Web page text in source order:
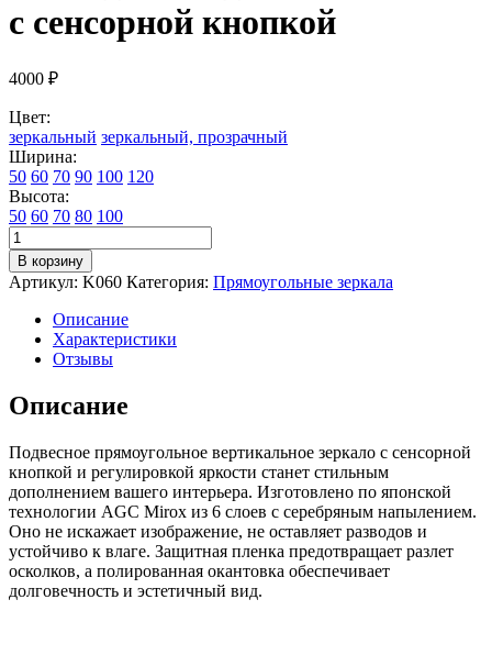
с сенсорной кнопкой
4000 ₽
Цвет:
зеркальный зеркальный, прозрачный
Ширина:
50 60 70 90 100 120
Высота:
50 60 70 80 100
Количество
товара
Зеркало
настенное
ванной
КерамаМане
см
с
подсветкой
6000
К
с
сенсорной
кнопкой
В корзину
Артикул: K060 Категория: Прямоугольные зеркала
Описание
Характеристики
Отзывы
Описание
Подвесное прямоугольное вертикальное зеркало с сенсорной
кнопкой и регулировкой яркости станет стильным
дополнением вашего интерьера. Изготовлено по японской
технологии AGC Mirox из 6 слоев с серебряным напылением.
Оно не искажает изображение, не оставляет разводов и
устойчиво к влаге. Защитная пленка предотвращает разлет
осколков, а полированная окантовка обеспечивает
долговечность и эстетичный вид.